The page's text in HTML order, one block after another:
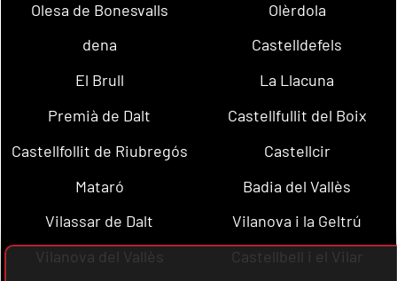
Olesa de Bonesvalls
Olèrdola
dena
Castelldefels
El Brull
La Llacuna
Premià de Dalt
Castellfullit del Boix
Castellfollit de Riubregós
Castellcir
Mataró
Badia del Vallès
Vilassar de Dalt
Vilanova i la Geltrú
Vilanova del Vallès
Castellbell i el Vilar